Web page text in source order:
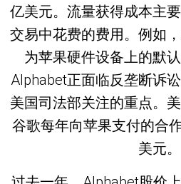
亿美元。流量获得成本主
交易中花费的费用。例如
为苹果硬件设备上的默
Alphabet正面临反垄断诉
美国司法部关注的重点。
谷歌每年向苹果支付的合
美元。